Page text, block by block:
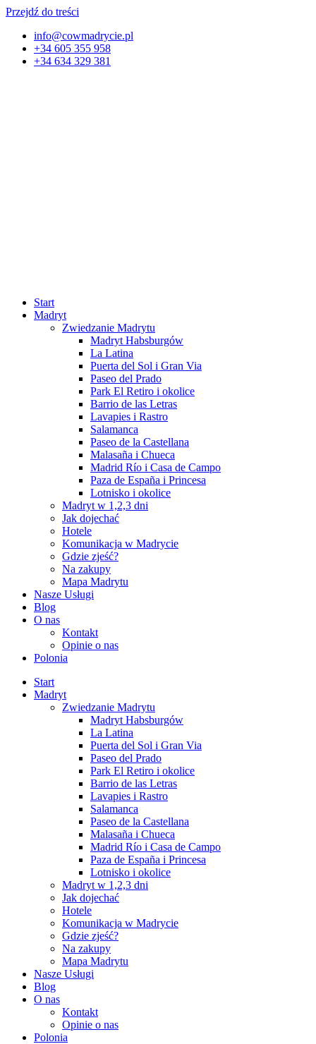
Przejdź do treści
info@cowmadrycie.pl
+34 605 355 958
+34 634 329 381​
Start
Madryt
Zwiedzanie Madrytu
Madryt Habsburgów
La Latina
Puerta del Sol i Gran Via
Paseo del Prado
Park El Retiro i okolice
Barrio de las Letras
Lavapies i Rastro
Salamanca
Paseo de la Castellana
Malasaña i Chueca
Madrid Río i Casa de Campo
Paza de España i Princesa
Lotnisko i okolice
Madryt w 1,2,3 dni
Jak dojechać
Hotele
Komunikacja w Madrycie
Gdzie zjeść?
Na zakupy
Mapa Madrytu
Nasze Usługi
Blog
O nas
Kontakt
Opinie o nas
Polonia
Start
Madryt
Zwiedzanie Madrytu
Madryt Habsburgów
La Latina
Puerta del Sol i Gran Via
Paseo del Prado
Park El Retiro i okolice
Barrio de las Letras
Lavapies i Rastro
Salamanca
Paseo de la Castellana
Malasaña i Chueca
Madrid Río i Casa de Campo
Paza de España i Princesa
Lotnisko i okolice
Madryt w 1,2,3 dni
Jak dojechać
Hotele
Komunikacja w Madrycie
Gdzie zjeść?
Na zakupy
Mapa Madrytu
Nasze Usługi
Blog
O nas
Kontakt
Opinie o nas
Polonia